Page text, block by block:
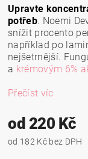
Upravte
potřeb. Noemi
snížit procento
například po
nejšetrnější.
a krémovým 6%
Přečíst víc
od 220 Kč
od 182 Kč bez DPH